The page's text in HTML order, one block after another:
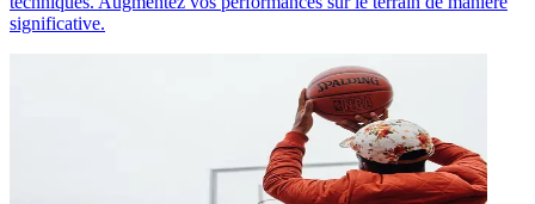
significative.